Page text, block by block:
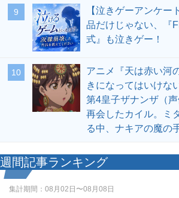
9
【泣きゲーアンケー
品だけじゃない、『
式』も泣きゲー！
10
アニメ『天は赤い河
きになってはいけな
第4皇子ザナンザ（
再会したカイル。ミ
る中、ナキアの魔の
週間記事ランキング
集計期間： 08月02日〜08月08日